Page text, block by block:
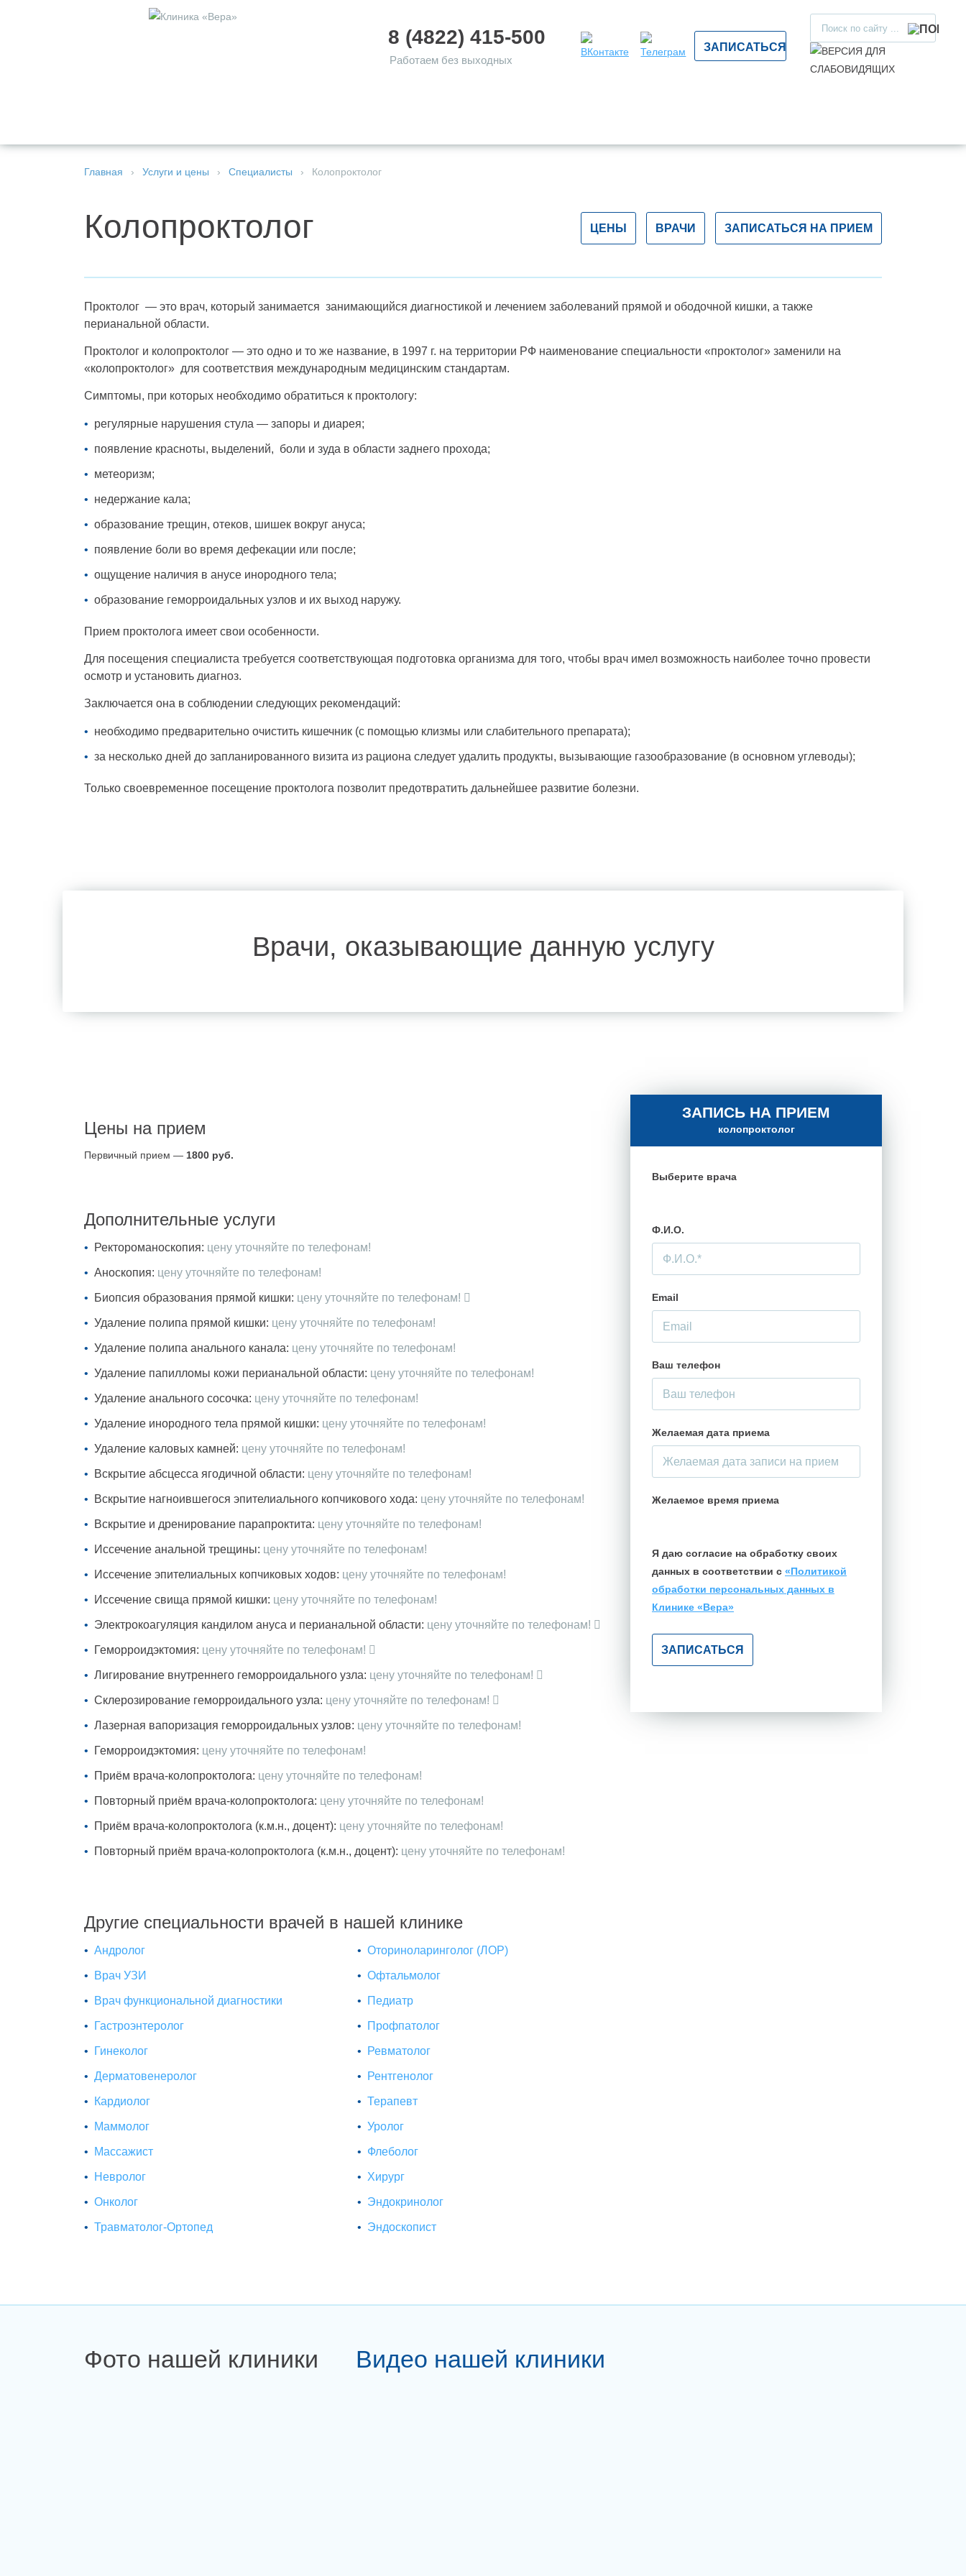
8 (4822) 415-500
Работаем без выходных
ЗАПИСАТЬСЯ
Главная › Услуги и цены › Специалисты › Колопроктолог
ЦЕНЫ ВРАЧИ ЗАПИСАТЬСЯ НА ПРИЕМ
Колопроктолог
Проктолог — это врач, который занимается занимающийся диагностикой и лечением заболеваний прямой и ободочной кишки, а также
перианальной области.
Проктолог и колопроктолог — это одно и то же название, в 1997 г. на территории РФ наименование специальности «проктолог» заменили на
«колопроктолог» для соответствия международным медицинским стандартам.
Симптомы, при которых необходимо обратиться к проктологу:
регулярные нарушения стула — запоры и диарея;
появление красноты, выделений, боли и зуда в области заднего прохода;
метеоризм;
недержание кала;
образование трещин, отеков, шишек вокруг ануса;
появление боли во время дефекации или после;
ощущение наличия в анусе инородного тела;
образование геморроидальных узлов и их выход наружу.
Прием проктолога имеет свои особенности.
Для посещения специалиста требуется соответствующая подготовка организма для того, чтобы врач имел возможность наиболее точно провести
осмотр и установить диагноз.
Заключается она в соблюдении следующих рекомендаций:
необходимо предварительно очистить кишечник (с помощью клизмы или слабительного препарата);
за несколько дней до запланированного визита из рациона следует удалить продукты, вызывающие газообразование (в основном углеводы);
Только своевременное посещение проктолога позволит предотвратить дальнейшее развитие болезни.
Врачи, оказывающие данную услугу
Цены на прием
Первичный прием — 1800 руб.
Дополнительные услуги
Ректороманоскопия: цену уточняйте по телефонам!
Аноскопия: цену уточняйте по телефонам!
Биопсия образования прямой кишки: цену уточняйте по телефонам!
Удаление полипа прямой кишки: цену уточняйте по телефонам!
Удаление полипа анального канала: цену уточняйте по телефонам!
Удаление папилломы кожи перианальной области: цену уточняйте по телефонам!
Удаление анального сосочка: цену уточняйте по телефонам!
Удаление инородного тела прямой кишки: цену уточняйте по телефонам!
Удаление каловых камней: цену уточняйте по телефонам!
Вскрытие абсцесса ягодичной области: цену уточняйте по телефонам!
Вскрытие нагноившегося эпителиального копчикового хода: цену уточняйте по телефонам!
Вскрытие и дренирование парапроктита: цену уточняйте по телефонам!
Иссечение анальной трещины: цену уточняйте по телефонам!
Иссечение эпителиальных копчиковых ходов: цену уточняйте по телефонам!
Иссечение свища прямой кишки: цену уточняйте по телефонам!
Электрокоагуляция кандилом ануса и перианальной области: цену уточняйте по телефонам!
Геморроидэктомия: цену уточняйте по телефонам!
Лигирование внутреннего геморроидального узла: цену уточняйте по телефонам!
Склерозирование геморроидального узла: цену уточняйте по телефонам!
Лазерная вапоризация геморроидальных узлов: цену уточняйте по телефонам!
Геморроидэктомия: цену уточняйте по телефонам!
Приём врача-колопроктолога: цену уточняйте по телефонам!
Повторный приём врача-колопроктолога: цену уточняйте по телефонам!
Приём врача-колопроктолога (к.м.н., доцент): цену уточняйте по телефонам!
Повторный приём врача-колопроктолога (к.м.н., доцент): цену уточняйте по телефонам!
Другие специальности врачей в нашей клинике
Андролог
Врач УЗИ
Врач функциональной диагностики
Гастроэнтеролог
Гинеколог
Дерматовенеролог
Кардиолог
Маммолог
Массажист
Невролог
Онколог
Травматолог-Ортопед
Оториноларинголог (ЛОР)
Офтальмолог
Педиатр
Профпатолог
Ревматолог
Рентгенолог
Терапевт
Уролог
Флеболог
Хирург
Эндокринолог
Эндоскопист
ЗАПИСЬ НА ПРИЕМ
колопроктолог
Выберите врача
Ф.И.О.
Email
Ваш телефон
Желаемая дата приема
Желаемое время приема
Я даю согласие на обработку своих
данных в соответствии с «Политикой
обработки персональных данных в
Клинике «Вера»
Фото нашей клиники Видео нашей клиники